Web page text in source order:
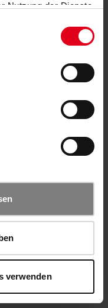
Nutzung der Dienste
verwenden